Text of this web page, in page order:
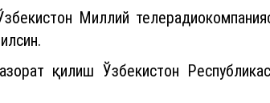
Миллий
қилиш Ўзбекистон